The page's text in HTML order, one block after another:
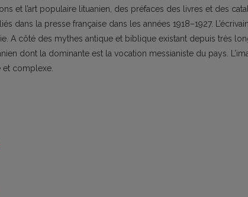
et l’art populaire lituanien, des préfaces des livres et des
dans la presse française dans les années 1918–1927.
A côté des mythes antique et biblique existant depuis très
dont la dominante est la vocation messianiste du pays.
et complexe.